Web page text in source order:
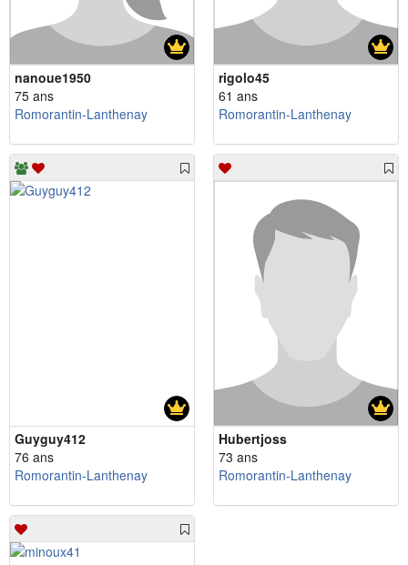
nanoue1950
75 ans
Romorantin-Lanthenay
rigolo45
61 ans
Romorantin-Lanthenay
Guyguy412
76 ans
Romorantin-Lanthenay
Hubertjoss
73 ans
Romorantin-Lanthenay